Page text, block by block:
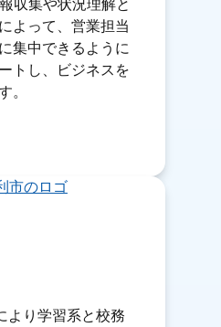
よって、営業担当
集中できるように
トし、ビジネスを
。
より学習系と校務